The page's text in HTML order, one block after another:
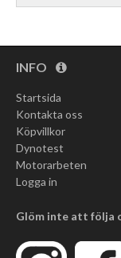
INFO
Startsida
Kontakta oss
Köpvillkor
Dynotest
Motorarbeten
Logga in
Glöm inte att följa